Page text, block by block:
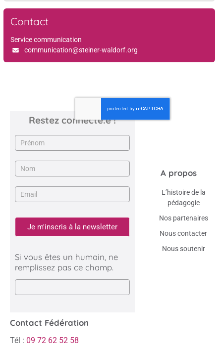
Contact
Service communication
communication@steiner-waldorf.org
Restez connecté.e !
Newsletter
Je m'inscris à la newsletter
Si vous êtes un humain, ne
remplissez pas ce champ.
A propos
L’histoire de la
pédagogie
Nos partenaires
Nous contacter
Nous soutenir
Contact Fédération
Tél : 09 72 62 52 58